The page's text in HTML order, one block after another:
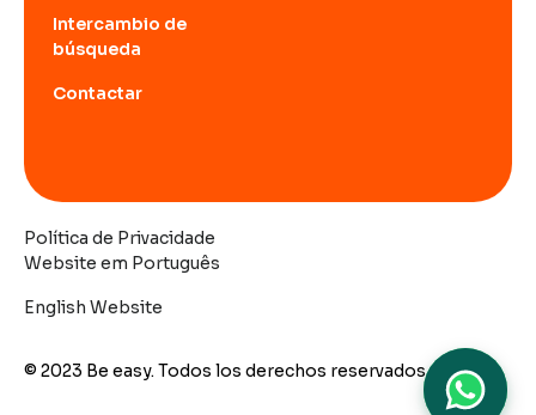
Intercambio de
búsqueda
Contactar
© 2023 Be easy. Todos los derechos reservados.
Website em Português
English Website
Política de Privacidade